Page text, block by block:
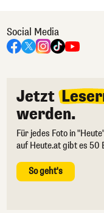
Social Media
Jetzt
werden.
Für jedes Foto in
auf Heute.at gibt es 50
So geht's